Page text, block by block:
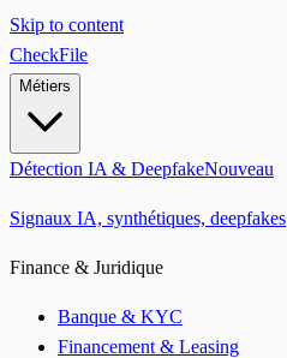
Skip to content
CheckFile
Métiers
Détection IA & DeepfakeNouveau
Signaux IA, synthétiques, deepfakes
Finance & Juridique
Banque & KYC
Financement & Leasing